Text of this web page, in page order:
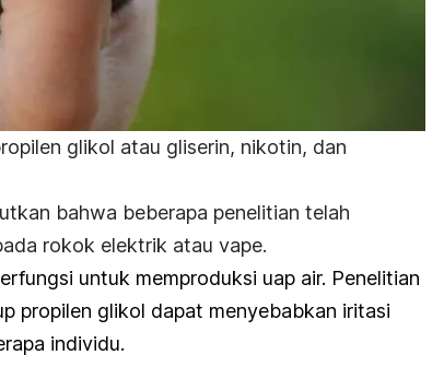
glikol atau gliserin, nikotin, dan
bahwa beberapa penelitian telah
rokok elektrik atau vape.
untuk memproduksi uap air. Penelitian
propilen glikol dapat menyebabkan iritasi
individu.